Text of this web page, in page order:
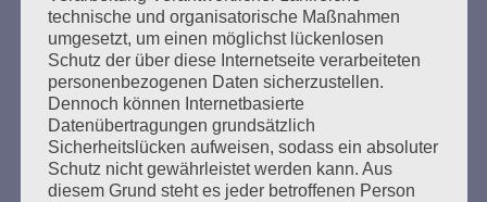
wissen wollt. Ihr müsst alles wissen, was damals
geschah. Und warum es geschah.
Esther Bejarano
technische und organisatorische Maßnahmen
umgesetzt, um einen möglichst lückenlosen
Schutz der über diese Internetseite verarbeiteten
personenbezogenen Daten sicherzustellen.
Dennoch können Internetbasierte
Datenübertragungen grundsätzlich
Sicherheitslücken aufweisen, sodass ein absoluter
Schutz nicht gewährleistet werden kann. Aus
diesem Grund steht es jeder betroffenen Person